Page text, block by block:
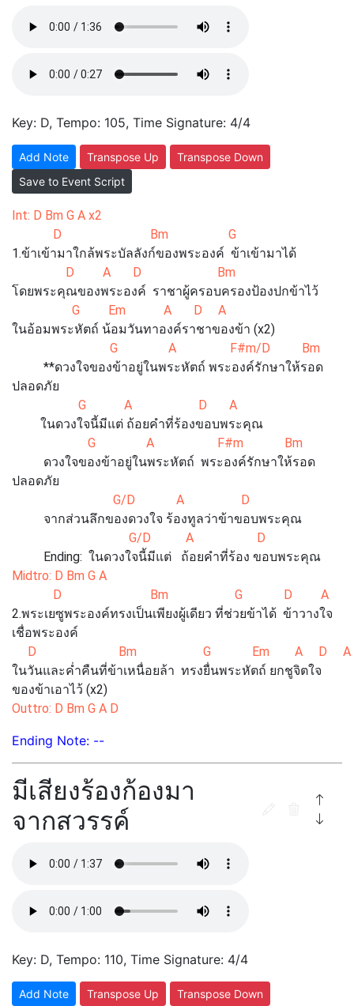
Key: D, Tempo: 105, Time Signature: 4/4
Add Note Transpose Up
Transpose Down
Save to Event Script
Int: D Bm G A x2
D Bm G
1.ข้าเข้ามาใกล้พระบัลลังก์ของพระองค์ ข้าเข้ามาได้
D A D Bm
โดยพระคุณของพระองค์ ราชาผู้ครอบครองป้องปกข้าไว้
G Em A D A
ในอ้อมพระหัตถ์ น้อมวันทาองค์ราชาของข้า (x2)
G A F#m/D Bm
**ดวงใจของข้าอยู่ในพระหัตถ์ พระองค์รักษาให้รอด
ปลอดภัย
G A D A
ในดวงใจนี้มีแต่ ถ้อยคำที่ร้องขอบพระคุณ
G A F#m Bm
ดวงใจของข้าอยู่ในพระหัตถ์ พระองค์รักษาให้รอด
ปลอดภัย
G/D A D
จากส่วนลึกของดวงใจ ร้องทูลว่าข้าขอบพระคุณ
G/D A D
Ending: ในดวงใจนี้มีแต่ ถ้อยคำที่ร้อง ขอบพระคุณ
Midtro: D Bm G A
D Bm G D A
2.พระเยซูพระองค์ทรงเป็นเพียงผู้เดียว ที่ช่วยข้าได้ ข้าวางใจ
เชื่อพระองค์
D Bm G Em A D A
ในวันและค่ำคืนที่ข้าเหนื่อยล้า ทรงยื่นพระหัตถ์ ยกชูจิตใจ
ของข้าเอาไว้ (x2)
Outtro: D Bm G A D
Ending Note: --
มีเสียงร้องก้องมา
จากสวรรค์
Key: D, Tempo: 110, Time Signature: 4/4
Add Note Transpose Up Transpose Down